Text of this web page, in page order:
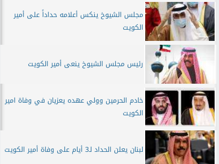
مجلس الشيوخ ينكس أعلامه حداداً على أمير
الكويت
رئيس مجلس الشيوخ ينعى أمير الكويت
خادم الحرمين وولي عهده يعزيان في وفاة امير
الكويت
لبنان يعلن الحداد لـ3 أيام على وفاة أمير الكويت